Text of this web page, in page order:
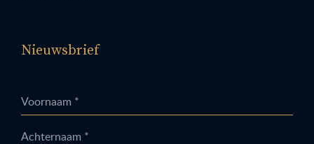
Nieuwsbrief
Voornaam *
Achternaam *